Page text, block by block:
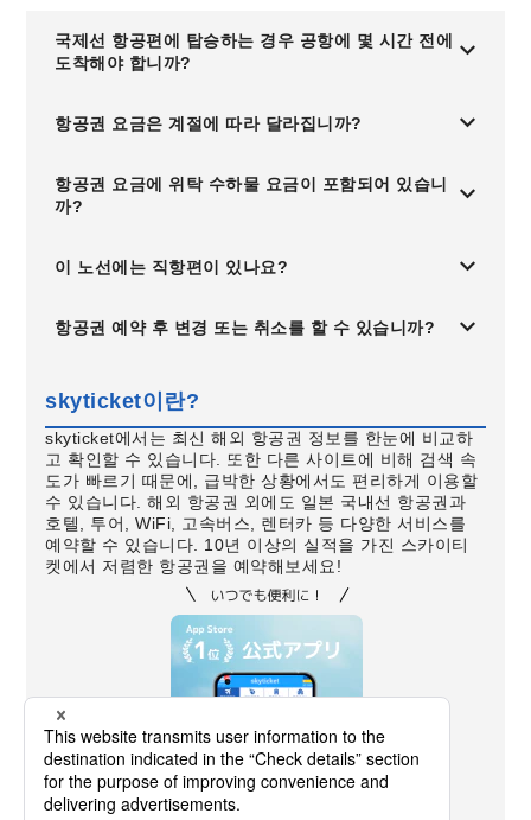
국제선 항공편에 탑승하는 경우 공항에 몇 시간 전에
도착해야 합니까?
항공권 요금은 계절에 따라 달라집니까?
항공권 요금에 위탁 수하물 요금이 포함되어 있습니
까?
이 노선에는 직항편이 있나요?
항공권 예약 후 변경 또는 취소를 할 수 있습니까?
skyticket이란?
skyticket에서는 최신 해외 항공권 정보를 한눈에 비교하
고 확인할 수 있습니다. 또한 다른 사이트에 비해 검색 속
도가 빠르기 때문에, 급박한 상황에서도 편리하게 이용할
수 있습니다. 해외 항공권 외에도 일본 국내선 항공권과
호텔, 투어, WiFi, 고속버스, 렌터카 등 다양한 서비스를
예약할 수 있습니다. 10년 이상의 실적을 가진 스카이티
켓에서 저렴한 항공권을 예약해보세요!